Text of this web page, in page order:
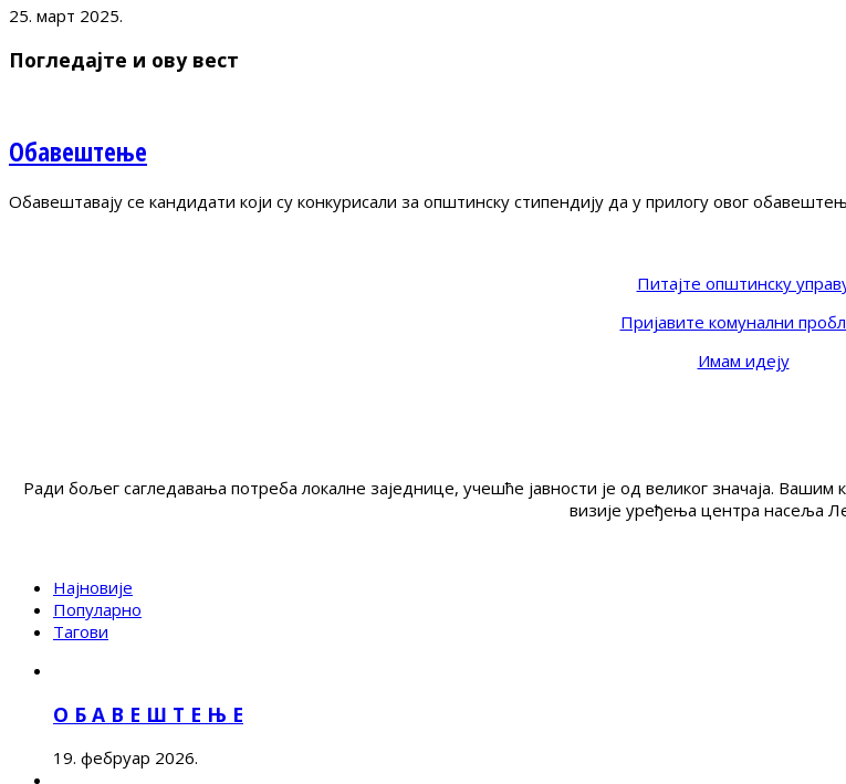
25. март 2025.
Погледајте и ову вест
Обавештење
Обавештавају се кандидати који су конкурисали за општинску стипендију да у прилогу овог
Питајте општинску
Пријавите комунални
Имам идеју
Ради бољег сагледавања потреба локалне заједнице, учешће јавности је од великог значаја.
визије уређења центра насеља
Најновије
Популарно
Тагови
О Б А В Е Ш Т Е Њ Е
19. фебруар 2026.